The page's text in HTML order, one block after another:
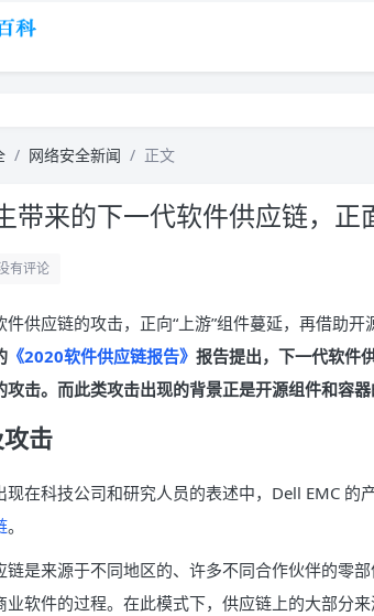
网络安全新闻 正文
带来的下一代软件供应链，正
有评论
供应链的攻击，正向“上游”组件蔓延，再借助
《2020软件供应链报告》 报告提出，下一代软件
击。而此类攻击出现的背景正是开源组件和容器
击
在科技公司和研究人员的表述中，Dell EMC 的
。
链是来源于不同地区的、许多不同合作伙伴的零
业软件的过程。在此模式下，供应链上的大部分